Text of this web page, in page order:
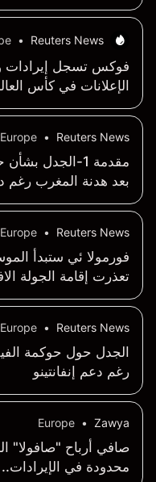
Reuters News
•
فوكس تسجل إيرادات
الإعلانات في كأس
Reuters News
•
Europe
مقدمة 1-الجدل
بعد هدنة المغرب رغم
Reuters News
•
Europe
فورمولا ئي ستبدأ
تعذرت إقامة الجولة
Reuters News
•
Europe
الجدل حول حوكمة
رغم دعم إنفانتينو
Zawya
•
Europe
محدودة في